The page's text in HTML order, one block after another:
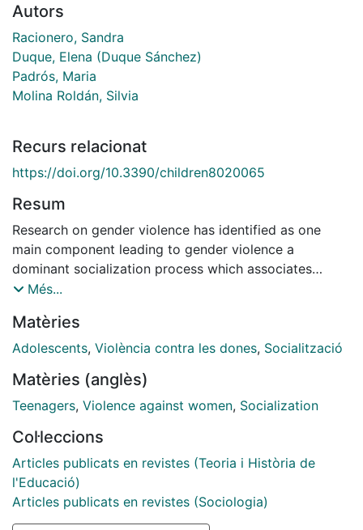
Autors
Racionero, Sandra
Duque, Elena (Duque Sánchez)
Padrós, Maria
Molina Roldán, Silvia
Recurs relacionat
https://doi.org/10.3390/children8020065
Resum
Research on gender violence has identified as one
main component leading to gender violence a
dominant socialization process which associates
attractiveness to men who show violent behaviors and
emptied of attractiveness. This is known as coercive
dominant discourse. Starting from the evidence that
adolescence, quantitative data were collected from six
classes of secondary education (14-15-year-old
dominant discourse is displayed in social interactions
in the peer group and, if so, how it influences
attractiveness patterns and sexual-affective behavior
in adolescence. The analyses reveal that the coercive
dominant discourse is often reproduced in the peer
Més...
Matèries
Adolescents, Violència contra les dones, Socialització
Matèries (anglès)
Teenagers, Violence against women, Socialization
Col·leccions
Articles publicats en revistes (Teoria i Història de
l'Educació)
Articles publicats en revistes (Sociologia)